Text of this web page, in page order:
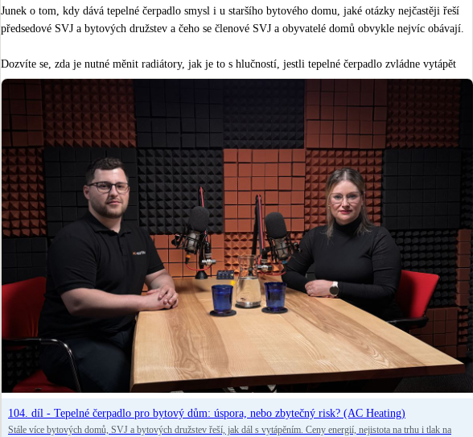
Junek o tom, kdy dává tepelné čerpadlo smysl i u staršího bytového domu, jaké otázky nejčastěji řeší
předsedové SVJ a bytových družstev a čeho se členové SVJ a obyvatelé domů obvykle nejvíc obávají.
Dozvíte se, zda je nutné měnit radiátory, jak je to s hlučností, jestli tepelné čerpadlo zvládne vytápět
dům i ve větších mrazech a jaké úspory lze čekat bez marketingových slibů. Řeč bude také o dotacích,
délce přípravy projektu a o modelu dodávky tepla, kdy dům technologii nevlastní, ale pouze odebírá
teplo jako službu.
Pokud ve vašem domě přemýšlíte o změně vytápění, tahle epizoda vám pomůže lépe pochopit
možnosti, rizika i otázky, které je dobré řešit ještě před rozhodnutím.
https://www.ceskestavby.cz/podcast/tepelne-cerpadlo-pro-bytovy-dum-uspora-nebo-zbytecny-risk-105.h
tml
104. díl - Tepelné čerpadlo pro bytový dům: úspora, nebo zbytečný risk? (AC Heating)
Stále více bytových domů, SVJ a bytových družstev řeší, jak dál s vytápěním. Ceny energií, nejistota na trhu i tlak na